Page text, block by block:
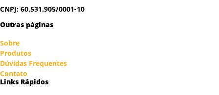
CNPJ: 60.531.905/0001-10
Outras páginas
Sobre
Produtos
Dúvidas Frequentes
Contato
Links Rápidos